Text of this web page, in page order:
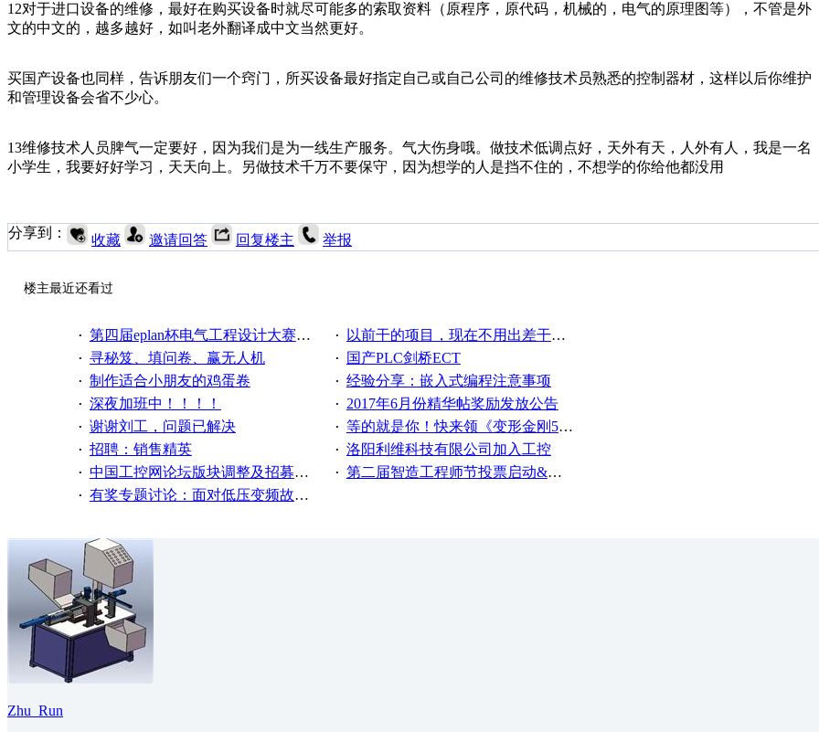
12对于进口设备的维修，最好在购买设备时就尽可能多的索取资料（原程序，原代码，机械的，电气的原理图等），不管是外
文的中文的，越多越好，如叫老外翻译成中文当然更好。
买国产设备也同样，告诉朋友们一个窍门，所买设备最好指定自己或自己公司的维修技术员熟悉的控制器材，这样以后你维护
和管理设备会省不少心。
13维修技术人员脾气一定要好，因为我们是为一线生产服务。气大伤身哦。做技术低调点好，天外有天，人外有人，我是一名
小学生，我要好好学习，天天向上。另做技术千万不要保守，因为想学的人是挡不住的，不想学的你给他都没用
分享到： 收藏 邀请回答 回复楼主 举报
楼主最近还看过
· 第四届eplan杯电气工程设计大赛报名啦！！！ · 以前干的项目，现在不用出差干项目了，好怀念
· 寻秘笈、填问卷、赢无人机 · 国产PLC剑桥ECT
· 制作适合小朋友的鸡蛋卷 · 经验分享：嵌入式编程注意事项
· 深夜加班中！！！！ · 2017年6月份精华帖奖励发放公告
· 谢谢刘工，问题已解决 · 等的就是你！快来领《变形金刚5》观影券
· 招聘：销售精英 · 洛阳利维科技有限公司加入工控
· 中国工控网论坛版块调整及招募版主公告 · 第二届智造工程师节投票启动&周周有礼！
· 有奖专题讨论：面对低压变频故障，老手是这样解决的！
Zhu_Run